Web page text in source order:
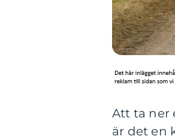
Att ta ner
är det en